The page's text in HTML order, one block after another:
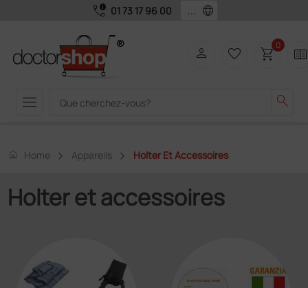
call_quality 01 73 17 96 00 language
menu search
person favorite_border shopping_cart0 two_pager
home Home Appareils Holter Et Accessoires
Holter et accessoires